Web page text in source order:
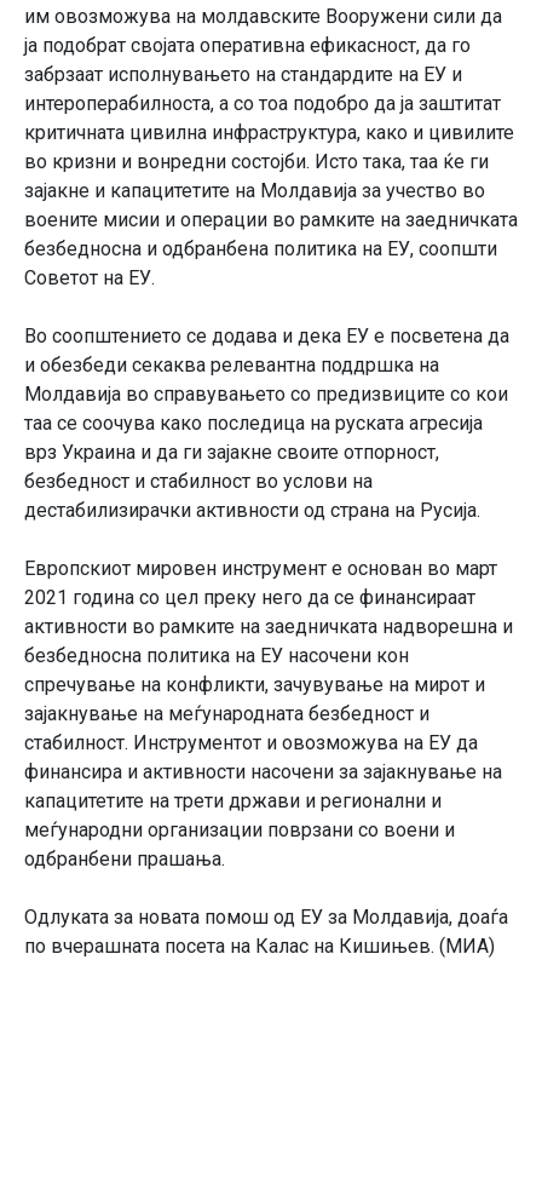
им овозможува на молдавските Вооружени сили да
ја подобрат својата оперативна ефикасност, да го
забрзаат исполнувањето на стандардите на ЕУ и
интероперабилноста, а со тоа подобро да ја заштитат
критичната цивилна инфраструктура, како и цивилите
во кризни и вонредни состојби. Исто така, таа ќе ги
зајакне и капацитетите на Молдавија за учество во
воените мисии и операции во рамките на заедничката
безбедносна и одбранбена политика на ЕУ, соопшти
Советот на ЕУ.
Во соопштението се додава и дека ЕУ е посветена да
и обезбеди секаква релевантна поддршка на
Молдавија во справувањето со предизвиците со кои
таа се соочува како последица на руската агресија
врз Украина и да ги зајакне своите отпорност,
безбедност и стабилност во услови на
дестабилизирачки активности од страна на Русија.
Европскиот мировен инструмент е основан во март
2021 година со цел преку него да се финансираат
активности во рамките на заедничката надворешна и
безбедносна политика на ЕУ насочени кон
спречување на конфликти, зачувување на мирот и
зајакнување на меѓународната безбедност и
стабилност. Инструментот и овозможува на ЕУ да
финансира и активности насочени за зајакнување на
капацитетите на трети држави и регионални и
меѓународни организации поврзани со воени и
одбранбени прашања.
Одлуката за новата помош од ЕУ за Молдавија, доаѓа
по вчерашната посета на Калас на Кишињев. (МИА)